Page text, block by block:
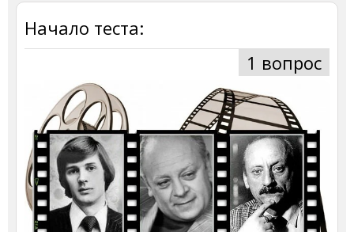
Начало теста:
1 вопрос